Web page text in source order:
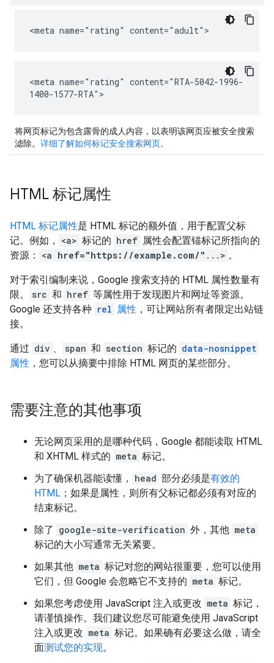
<meta name="rating" content="adult">
<meta name="rating" content="RTA-5042-1996-
1400-1577-RTA">
将网页标记为包含露骨的成人内容，以表明该网页应被安全搜索
滤除。 详细了解如何标记安全搜索网页。
HTML 标记属性
HTML 标记属性是 HTML 标记的额外值，用于配置父标
记。例如，
<a> 标记的 href 属性会配置锚标记所指向的
资源：
<a href="https://example.com/" ...> 。
对于索引编制来说，Google 搜索支持的 HTML 属性数量有
限。
src 和 href 等属性用于发现图片和网址等资源。
Google 还支持各种 rel 属性 ，可让网站所有者限定出站链
接。
通过 div 、 span 和 section 标记的 data-nosnippet
属性 ，您可以从摘要中排除 HTML 网页的某些部分。
需要注意的其他事项
无论网页采用的是哪种代码，Google 都能读取 HTML
和 XHTML 样式的 meta 标记。
为了确保机器能读懂，
head 部分必须是有效的
HTML ；如果是属性，则所有父标记都必须有对应的
结束标记。
除了 google-site-verification 外，其他 meta
标记的大小写通常无关紧要。
如果其他 meta 标记对您的网站很重要，您可以使用
它们，但 Google 会忽略它不支持的 meta 标记。
如果您考虑使用 JavaScript 注入或更改 meta 标记，
请谨慎操作。我们建议您尽可能避免使用 JavaScript
注入或更改 meta 标记。如果确有必要这么做，请全
面测试您的实现。